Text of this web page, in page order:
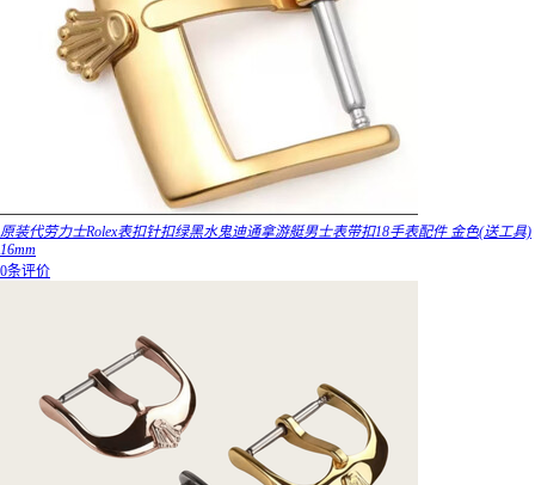
原装代劳力士Rolex表扣针扣绿黑水鬼迪通拿游艇男士表带扣18手表配件 金色(送工具)
16mm
0条评价